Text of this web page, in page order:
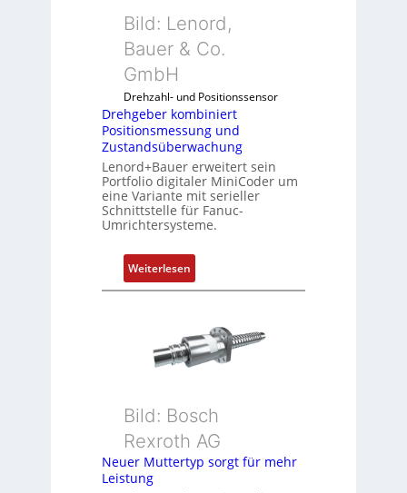
e
m
b
i
i
e
r
P
o
s
i
o
m
s
Bild: Lenord,
Bauer & Co.
GmbH
Drehzahl- und Positionssensor
Drehgeber kombiniert
Positionsmessung und
Zustandsüberwachung
Lenord+Bauer erweitert sein
Portfolio digitaler MiniCoder um
eine Variante mit serieller
Schnittstelle für Fanuc-
Umrichtersysteme.
Weiterlesen:
D
h
g
e
k
Bild: Bosch
Rexroth AG
Neuer Muttertyp sorgt für mehr
Leistung